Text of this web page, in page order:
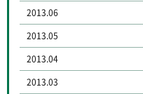
2013.06
2013.05
2013.04
2013.03